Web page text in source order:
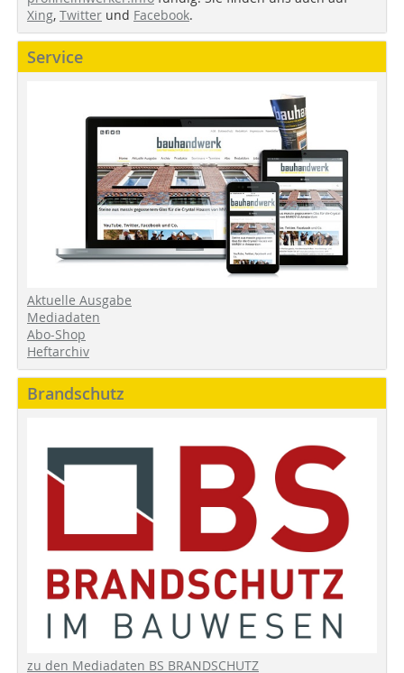
Xing, Twitter und Facebook.
Service
Aktuelle Ausgabe
Mediadaten
Abo-Shop
Heftarchiv
Brandschutz
zu den Mediadaten BS BRANDSCHUTZ